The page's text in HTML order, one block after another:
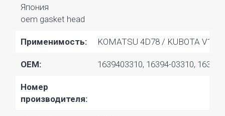
Япония
oem gasket head
Применимость: KOMATSU 4D78 / KUBOTA V1505
OEM: 1639403310, 16394-03310,
Номер
производителя: